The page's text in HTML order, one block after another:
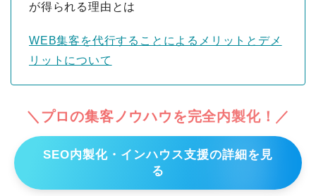
が得られる理由とは
WEB集客を代行することによるメリットとデメ
リットについて
＼プロの集客ノウハウを完全内製化！／
SEO内製化・インハウス支援の詳細を見
る